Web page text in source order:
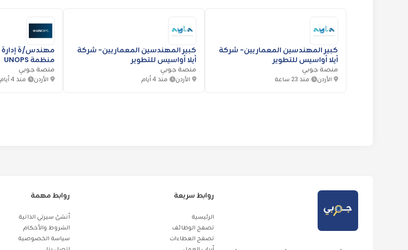
كبير المهندسين المعماريين- شركة
أيلا أواسيس للتطوير
منصة جوبي
الأردن منذ 23 ساعة
كبير المهندسين المعماريين- شركة
أيلا أواسيس للتطوير
منصة جوبي
الأردن منذ 4 أيام
مهندس/ة
منظمة UNOPS
منصة جوبي
الأردن منذ 4 أيام
روابط سريعة
الرئيسية
تصفح الوظائف
تصفح العطاءات
روابط مهمة
أنشئ سيرتي الذاتية
الشروط والأحكام
سياسة الخصوصية